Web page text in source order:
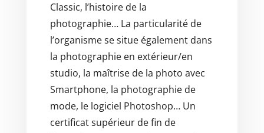
Classic, l’histoire de la
photographie… La particularité de
l’organisme se situe également dans
la photographie en extérieur/en
studio, la maîtrise de la photo avec
Smartphone, la photographie de
mode, le logiciel Photoshop… Un
certificat supérieur de fin de